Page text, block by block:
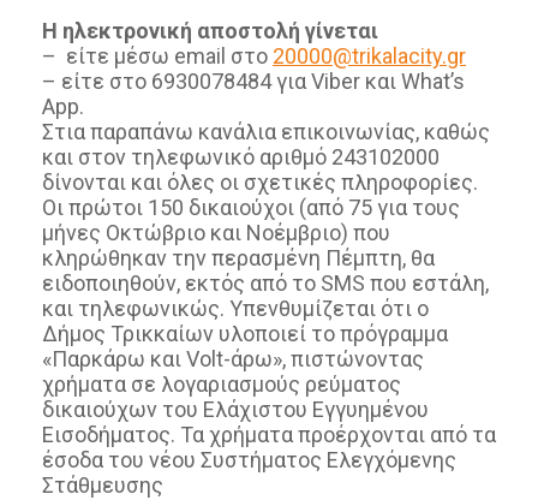
Η ηλεκτρονική αποστολή γίνεται
– είτε μέσω email στο 20000@trikalacity.gr
– είτε στο 6930078484 για Viber και What’s
App.
Στια παραπάνω κανάλια επικοινωνίας, καθώς
και στον τηλεφωνικό αριθμό 243102000
δίνονται και όλες οι σχετικές πληροφορίες.
Οι πρώτοι 150 δικαιούχοι (από 75 για τους
μήνες Οκτώβριο και Νοέμβριο) που
κληρώθηκαν την περασμένη Πέμπτη, θα
ειδοποιηθούν, εκτός από το SMS που εστάλη,
και τηλεφωνικώς. Υπενθυμίζεται ότι ο
Δήμος Τρικκαίων υλοποιεί το πρόγραμμα
«Παρκάρω και Volt-άρω», πιστώνοντας
χρήματα σε λογαριασμούς ρεύματος
δικαιούχων του Ελάχιστου Εγγυημένου
Εισοδήματος. Τα χρήματα προέρχονται από τα
έσοδα του νέου Συστήματος Ελεγχόμενης
Στάθμευσης